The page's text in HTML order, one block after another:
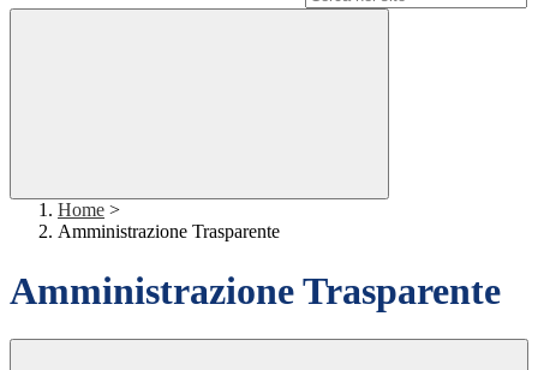
Home >
Amministrazione Trasparente
Amministrazione Trasparente